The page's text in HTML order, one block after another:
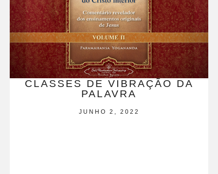
CLASSES DE VIBRAÇÃO DA
PALAVRA
JUNHO 2, 2022